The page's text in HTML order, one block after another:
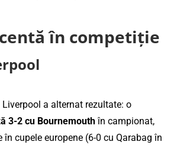
în competiție
Liverpool a alternat rezultate: o
3-2 cu Bournemouthîn campionat,
cupele europene (6-0 cu Qarabag în